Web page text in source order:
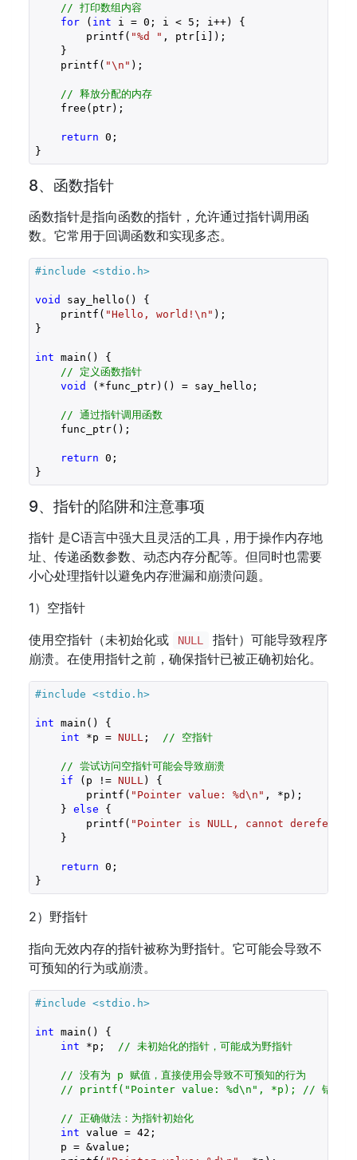
// 打印数组内容
for ( int i = 0 ; i < 5 ; i++) {
        printf(
"%d " , ptr[i]);
    }
    printf(
"\n" );
// 释放分配的内存
    free(ptr);
return 0 ;
8、函数指针
函数指针是指向函数的指针，允许通过指针调用函
数。它常用于回调函数和实现多态。
#include <stdio.h>
void say_hello() {
    printf(
"Hello, world!\n" );
}
int main() {
// 定义函数指针
void (*func_ptr)() = say_hello;
// 通过指针调用函数
    func_ptr();
return 0 ;
9、指针的陷阱和注意事项
指针 是C语言中强大且灵活的工具，用于操作内存地
址、传递函数参数、动态内存分配等。但同时也需要
小心处理指针以避免内存泄漏和崩溃问题。
1）空指针
使用空指针（未初始化或
NULL
指针）可能导致程序
崩溃。在使用指针之前，确保指针已被正确初始化。
#include <stdio.h>
int main() {
int *p = NULL ; // 空指针
// 尝试访问空指针可能会导致崩溃
if (p != NULL ) {
        printf(
"Pointer value: %d\n" , *p);
    }
else {
        printf(
"Pointer is NULL, cannot
    }
return 0 ;
2）野指针
指向无效内存的指针被称为野指针。它可能会导致不
可预知的行为或崩溃。
#include <stdio.h>
int main() {
int *p; // 未初始化的指针，可能成为野指针
// 没有为 p 赋值，直接使用会导致不可预知的行为
// printf("Pointer value: %d\n", *p); // 错误
// 正确做法：为指针初始化
int value = 42 ;
    p = &value;